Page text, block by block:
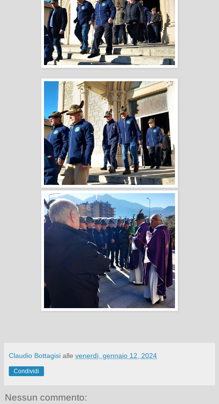
Claudio Bottagisi alle venerdì, gennaio 12, 2024
Condividi
Nessun commento: